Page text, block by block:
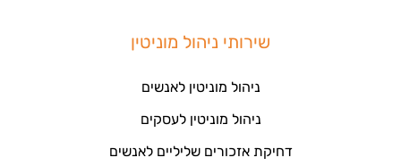
שירותי ניהול מוניטין
ניהול מוניטין לאנשים
ניהול מוניטין לעסקים
דחיקת אזכורים שליליים לאנשים